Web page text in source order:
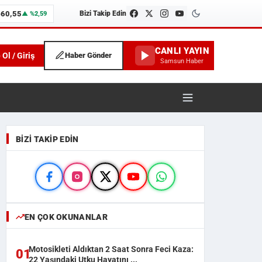
▲ %2,59 Bizi Takip Edin
Ol / Giriş Haber Gönder CANLI YAYIN
Samsun Haber
ve İlçe Haberleri
BIZI TAKIP EDIN
EN ÇOK OKUNANLAR
01Motosikleti Aldıktan 2 Saat Sonra Feci Kaza:
22 Yaşındaki Utku Hayatını ...